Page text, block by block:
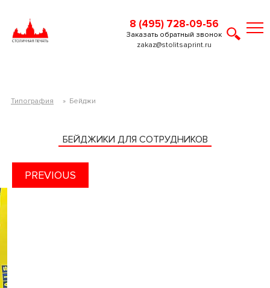
8 (495) 728-09-56
zakaz@stolitsaprint.ru
Заказать обратный звонок
Типография » Бейджи
БЕЙДЖИКИ ДЛЯ СОТРУДНИКОВ
PREVIOUS